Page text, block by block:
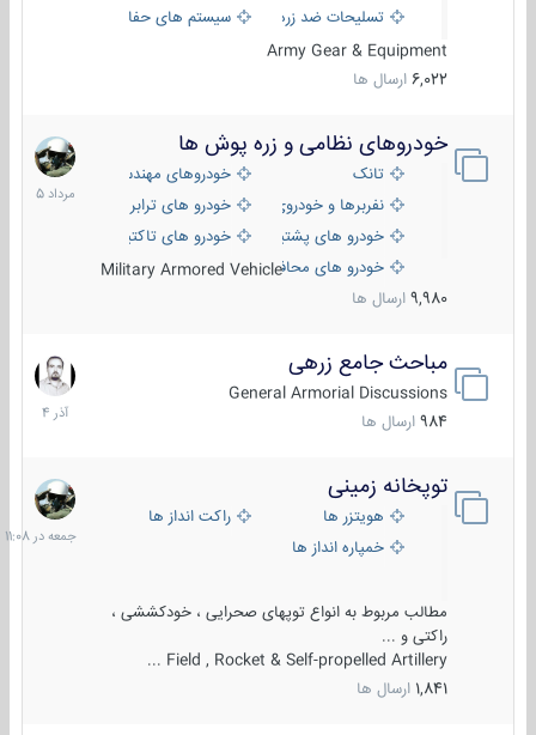
تسلیحات ضد زره
سیستم های حفاظت فعال
Army Gear & Equipment
6,022 ارسال ها
خودروهای نظامی و زره پوش ها
تانک
خودروهای مهندسی
نفربرها و خودروی های رزمی پیاده نظام
خودرو های ترابری نظامی
خودرو های پشتیبانی آتش ، شناسایی و ضد تانک
خودرو های تاکتیکی نظامی
خودرو های محافظت شدهMilitary Armored Vehicle
9,980 ارسال ها
2
مرداد
1405
مباحث جامع زرهی
General Armorial Discussions
984 ارسال ها
7
آذر
1404
توپخانه زمینی
هویتزر ها
راکت انداز ها
خمپاره انداز ها
مطالب مربوط به انواع توپهای صحرایی ، خودکششی ،
راکتی و ...
Field , Rocket & Self-propelled Artillery ...
1,841 ارسال ها
جمعه
در
11:08